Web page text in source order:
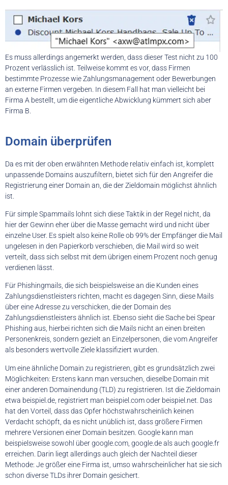
Es muss allerdings angemerkt werden, dass dieser Test nicht zu 100
Prozent verlässlich ist. Teilweise kommt es vor, dass Firmen
bestimmte Prozesse wie Zahlungsmanagement oder Bewerbungen
an externe Firmen vergeben. In diesem Fall hat man vielleicht bei
Firma A bestellt, um die eigentliche Abwicklung kümmert sich aber
Firma B.
Domain überprüfen
Da es mit der oben erwähnten Methode relativ einfach ist, komplett
unpassende Domains auszufiltern, bietet sich für den Angreifer die
Registrierung einer Domain an, die der Zieldomain möglichst ähnlich
ist.
Für simple Spammails lohnt sich diese Taktik in der Regel nicht, da
hier der Gewinn eher über die Masse gemacht wird und nicht über
einzelne User. Es spielt also keine Rolle ob 99% der Empfänger die Mail
ungelesen in den Papierkorb verschieben, die Mail wird so weit
verteilt, dass sich selbst mit dem übrigen einem Prozent noch genug
verdienen lässt.
Für Phishingmails, die sich beispielsweise an die Kunden eines
Zahlungsdienstleisters richten, macht es dagegen Sinn, diese Mails
über eine Adresse zu verschicken, die der Domain des
Zahlungsdienstleisters ähnlich ist. Ebenso sieht die Sache bei Spear
Phishing aus, hierbei richten sich die Mails nicht an einen breiten
Personenkreis, sondern gezielt an Einzelpersonen, die vom Angreifer
als besonders wertvolle Ziele klassifiziert wurden.
Um eine ähnliche Domain zu registrieren, gibt es grundsätzlich zwei
Möglichkeiten: Erstens kann man versuchen, dieselbe Domain mit
einer anderen Domainendung (TLD) zu registrieren. Ist die Zieldomain
etwa beispiel.de, registriert man beispiel.com oder beispiel.net. Das
hat den Vorteil, dass das Opfer höchstwahrscheinlich keinen
Verdacht schöpft, da es nicht unüblich ist, dass größere Firmen
mehrere Versionen einer Domain besitzen. Google kann man
beispielsweise sowohl über google.com, google.de als auch google.fr
erreichen. Darin liegt allerdings auch gleich der Nachteil dieser
Methode: Je größer eine Firma ist, umso wahrscheinlicher hat sie sich
schon diverse TLDs ihrer Domain gesichert.